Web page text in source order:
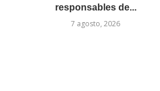
responsables de...
7 agosto, 2026